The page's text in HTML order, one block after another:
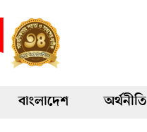
বাংলাদেশ অর্থনীতি